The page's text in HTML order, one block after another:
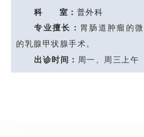
科 室： 普外科
专业擅长： 胃肠道肿瘤的
的乳腺甲状腺手术。
出诊时间： 周一、周三上午